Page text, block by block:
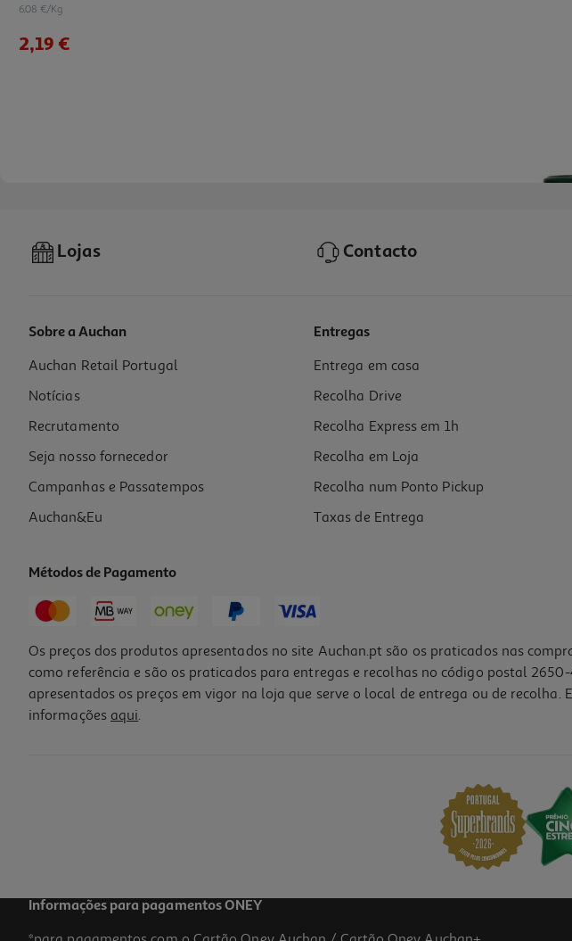
6.08 €/Kg
2,19 €
Citrinada Auchan 28% De Frutos Laranja 360g
3.86 €/Kg
1,39 €
Lojas Contacto
Sobre a Auchan
Auchan Retail Portugal
Notícias
Recrutamento
Seja nosso fornecedor
Campanhas e Passatempos
Auchan&Eu
Entregas
Entrega em casa
Recolha Drive
Recolha Express em 1h
Recolha em Loja
Recolha num Ponto Pickup
Taxas de Entrega
Métodos de Pagamento
Os preços dos produtos apresentados no site Auchan.pt são os praticados nas
como referência e são os praticados para entregas e recolhas no código postal
apresentados os preços em vigor na loja que serve o local de entrega ou de
informações aqui.
Informações para pagamentos ONEY